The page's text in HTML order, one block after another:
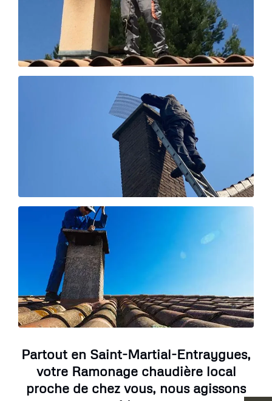
Partout en Saint-Martial-Entraygues,
votre Ramonage chaudière local
proche de chez vous, nous agissons